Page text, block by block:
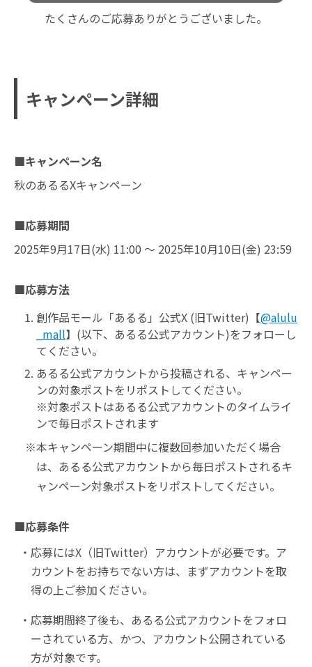
たくさんのご応募ありがとうございました。
キャンペーン詳細
キャンペーン名
秋のあるるXキャンペーン
応募期間
2025年9月17日(水) 11:00 ～ 2025年10月10日(金) 23:59
応募方法
創作品モール「あるる」公式X (旧Twitter)【@alulu
_mall】(以下、あるる公式アカウント)をフォローし
てください。
あるる公式アカウントから投稿される、キャンペー
ンの対象ポストをリポストしてください。
※対象ポストはあるる公式アカウントのタイムライ
ンで毎日ポストされます
※本キャンペーン期間中に複数回参加いただく場合
は、あるる公式アカウントから毎日ポストされるキ
ャンペーン対象ポストをリポストしてください。
応募条件
応募にはX（旧Twitter）アカウントが必要です。ア
カウントをお持ちでない方は、まずアカウントを取
得の上ご参加ください。
応募期間終了後も、あるる公式アカウントをフォロ
ーされている方、かつ、アカウント公開されている
方が対象です。